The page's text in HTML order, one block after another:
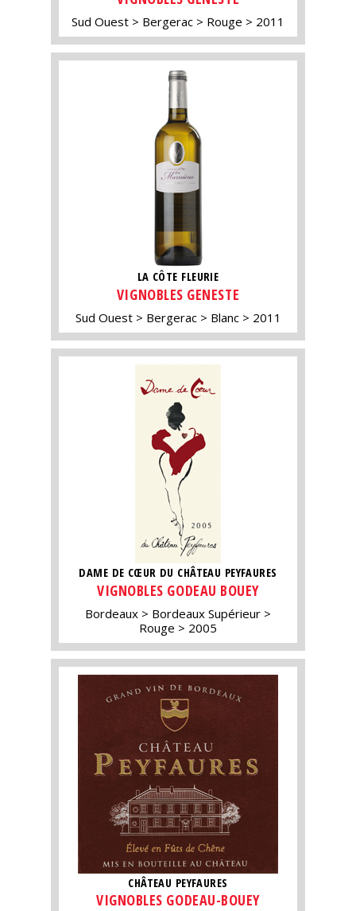
Sud Ouest Bergerac Rouge 2011
LA CÔTE FLEURIE
VIGNOBLES GENESTE
Sud Ouest Bergerac Blanc 2011
DAME DE CŒUR DU CHÂTEAU PEYFAURES
VIGNOBLES GODEAU BOUEY
Bordeaux
Bordeaux Supérieur
Rouge
2005
CHÂTEAU PEYFAURES
VIGNOBLES GODEAU-BOUEY